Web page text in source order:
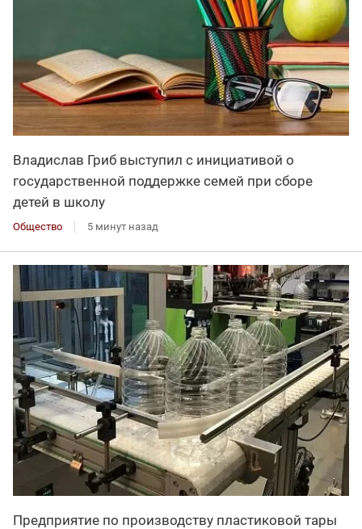
Владислав Гриб выступил с инициативой о
государственной поддержке семей при сборе
детей в школу
Общество 5 минут назад
Предприятие по производству пластиковой тары